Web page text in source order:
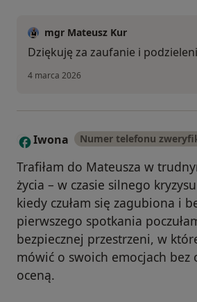
mgr Mateusz Kur
Dziękuję za zaufanie i
4 marca 2026
I Iwona Numer telefonu
Trafiłam do Mateusza w
życia – w czasie silnego
kiedy czułam się zagubiona i
pierwszego spotkania
bezpiecznej przestrzeni, w
mówić o swoich emocjach bez
oceną.